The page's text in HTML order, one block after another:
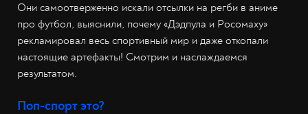
Они самоотверженно искали отсылки на регби в аниме
про футбол, выяснили, почему «Дэдпула и Росомаху»
рекламировал весь спортивный мир и даже откопали
настоящие артефакты! Смотрим и наслаждаемся
результатом.
Поп-спорт это?